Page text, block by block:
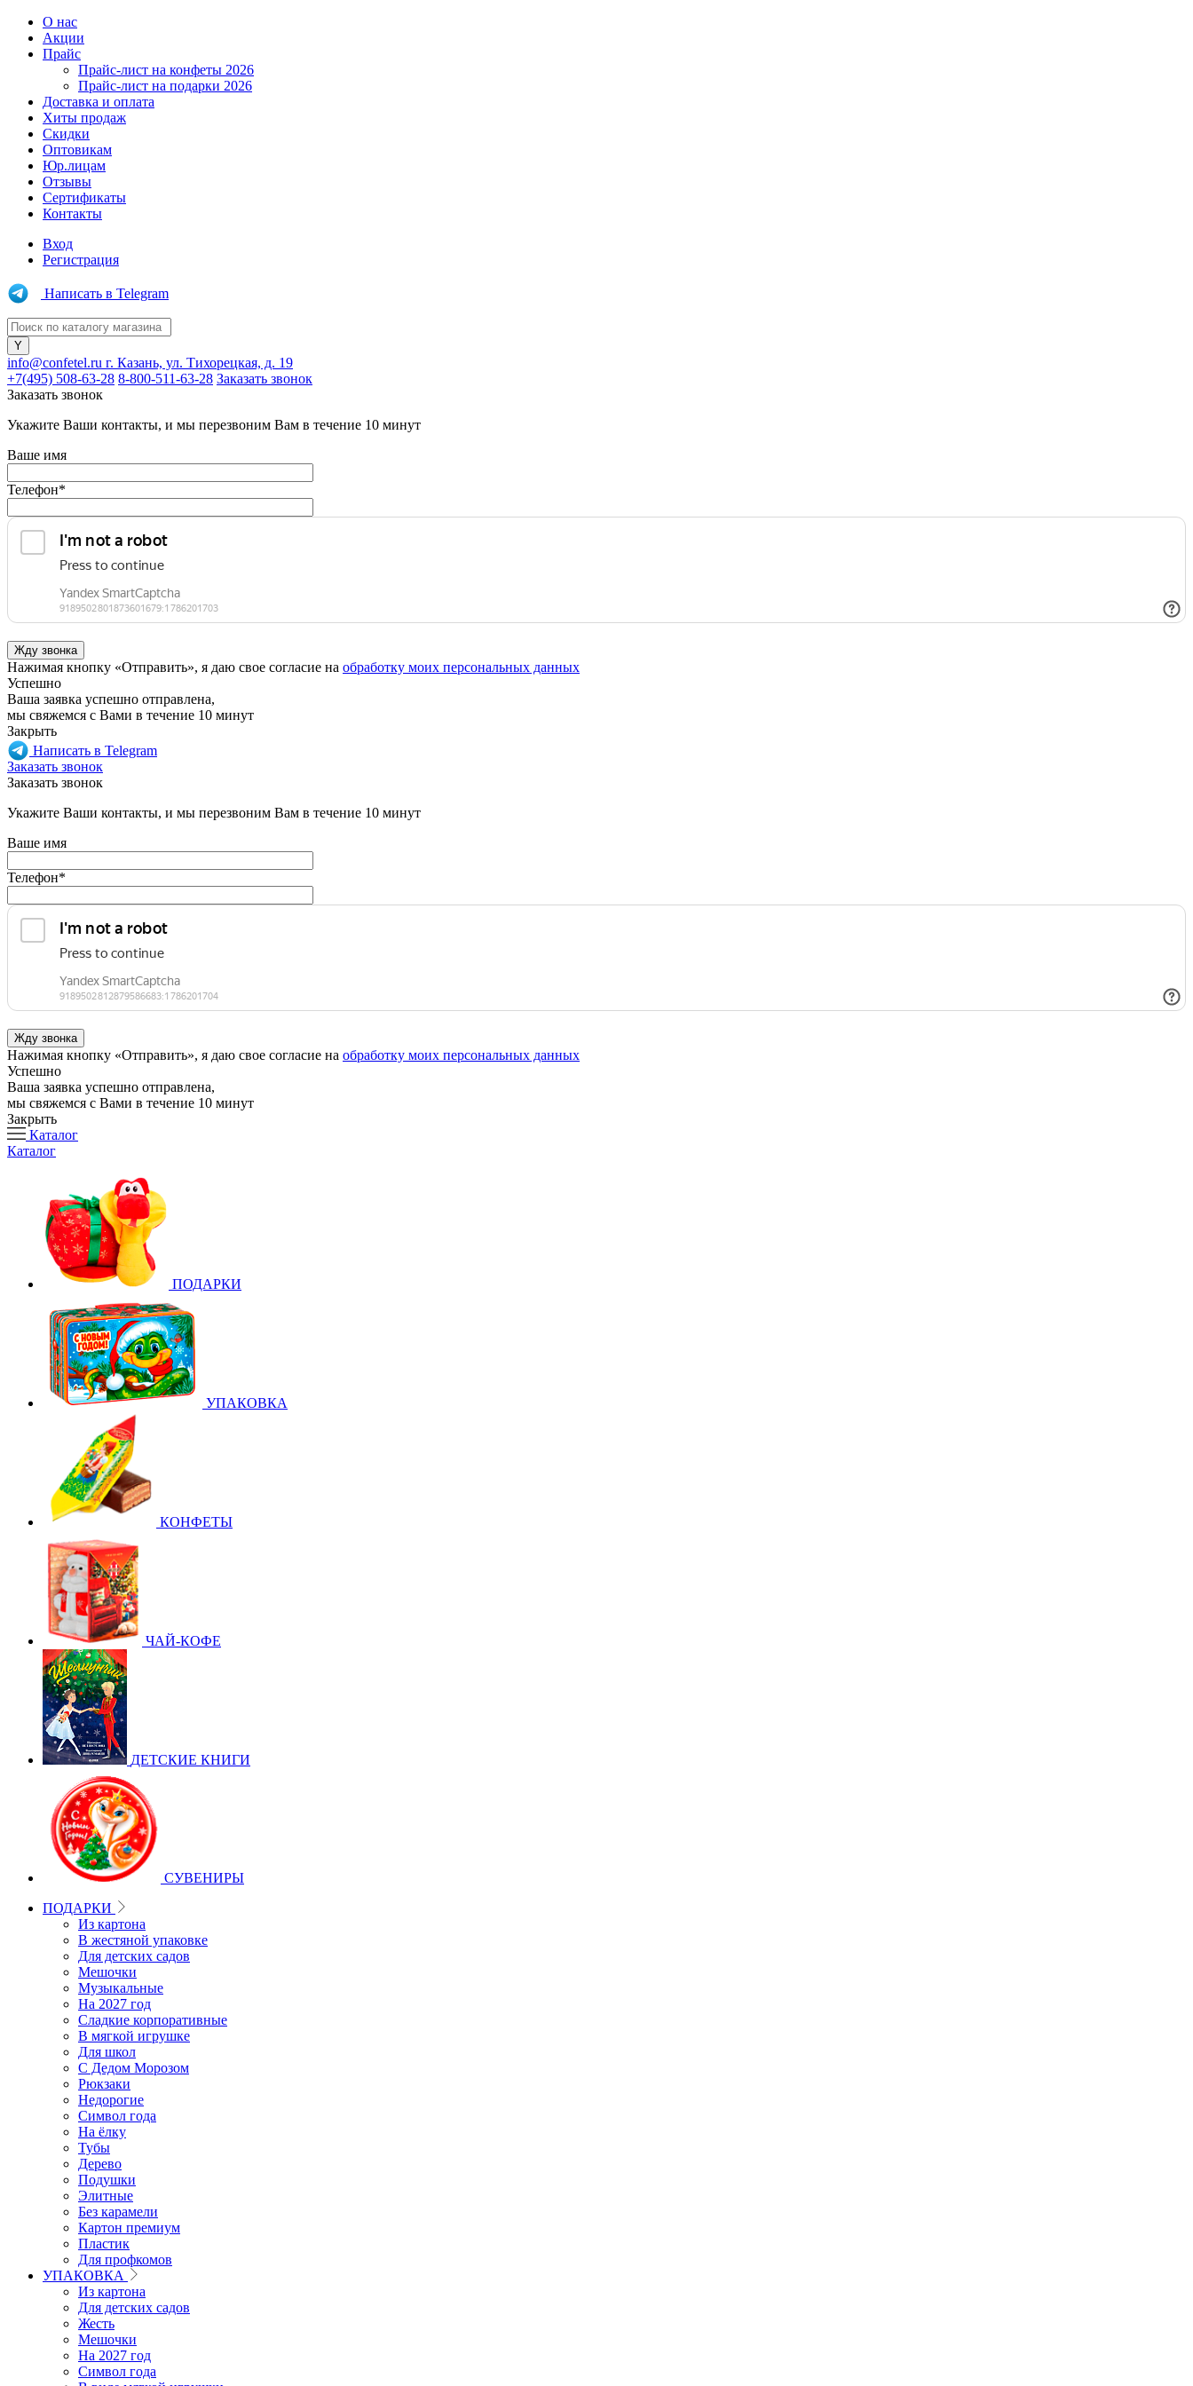
О нас
Акции
Прайс
Прайс-лист на конфеты 2026
Прайс-лист на подарки 2026
Доставка и оплата
Хиты продаж
Скидки
Оптовикам
Юр.лицам
Отзывы
Сертификаты
Контакты
Вход
Регистрация
Написать в Telegram
info@confetel.ru г. Казань, ул. Тихорецкая, д. 19
+7(495) 508-63-28 8-800-511-63-28 Заказать звонок
Заказать звонок
Укажите Ваши контакты, и мы перезвоним Вам в течение 10 минут
Ваше имя
Телефон*
Нажимая кнопку «Отправить», я даю свое согласие на обработку моих персональных данных
Успешно
Ваша заявка успешно отправлена,
мы свяжемся с Вами в течение 10 минут
Закрыть
Написать в Telegram
Заказать звонок
Заказать звонок
Укажите Ваши контакты, и мы перезвоним Вам в течение 10 минут
Ваше имя
Телефон*
Нажимая кнопку «Отправить», я даю свое согласие на обработку моих персональных данных
Успешно
Ваша заявка успешно отправлена,
мы свяжемся с Вами в течение 10 минут
Закрыть
Каталог
Каталог
ПОДАРКИ
УПАКОВКА
КОНФЕТЫ
ЧАЙ-КОФЕ
ДЕТСКИЕ КНИГИ
СУВЕНИРЫ
ПОДАРКИ
Из картона
В жестяной упаковке
Для детских садов
Мешочки
Музыкальные
На 2027 год
Сладкие корпоративные
В мягкой игрушке
Для школ
С Дедом Морозом
Рюкзаки
Недорогие
Символ года
На ёлку
Тубы
Дерево
Подушки
Элитные
Без карамели
Картон премиум
Пластик
Для профкомов
УПАКОВКА
Из картона
Для детских садов
Жесть
Мешочки
На 2027 год
Символ года